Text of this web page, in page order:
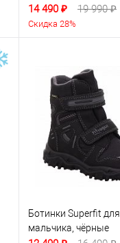
14 490 ₽ 19 990 ₽
Скидка 28%
Ботинки Superfit для
мальчика, чёрные